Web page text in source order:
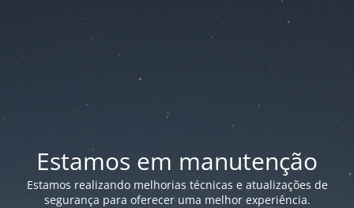
Estamos em manutenção
Estamos realizando melhorias técnicas e atualizações de
segurança para oferecer uma melhor experiência.